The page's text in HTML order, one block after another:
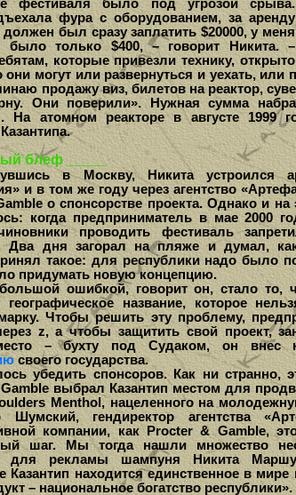
фестиваля было под угрозой срыва.
фура с оборудованием, за аренду
должен был сразу заплатить $20000, у меня
было только $400, – говорит Никита. –
которые привезли технику, открыто
они могут или развернуться и уехать, или
продажу виз, билетов на реактор,
Они поверили». Нужная сумма
На атомном реакторе в августе 1999
блеф _____
в Москву, Никита устроился
и в том же году через агентство
о спонсорстве проекта. Однако и на
когда предприниматель в мае 2000
проводить фестиваль
Два дня загорал на пляже и думал,
такое: для республики надо было
придумать новую концепцию.
ошибкой, говорит он, стало то,
географическое название, которое
Чтобы решить эту проблему,
z, а чтобы защитить свой проект,
– бухту под Судаком, он внес
своего государства.
убедить спонсоров. Как ни странно,
выбрал Казантип местом для
Menthol, нацеленного на
Шумский, гендиректор агентства
компании, как Procter & Gamble,
шаг. Мы тогда нашли множество
для рекламы шампуня Никита
Казантип находится единственное в
– национальное богатство республики».